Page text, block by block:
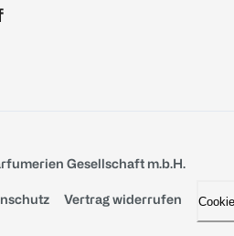
Gesellschaft m.b.H.
Vertrag widerrufen